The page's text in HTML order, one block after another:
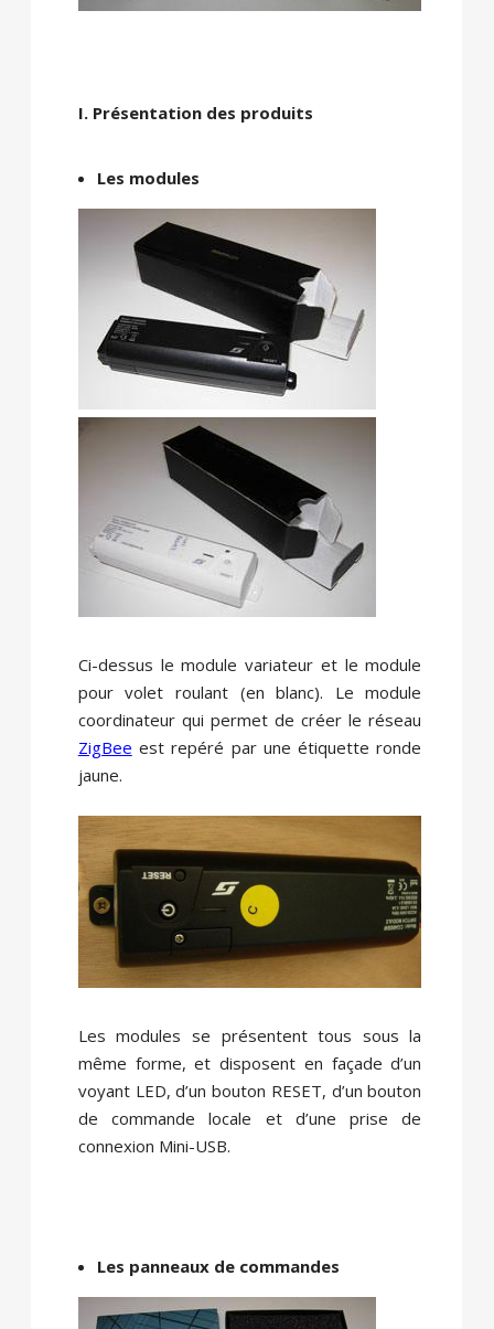
I. Présentation des produits
Les modules
Ci-dessus le module variateur et le module
pour volet roulant (en blanc). Le module
coordinateur qui permet de créer le réseau
ZigBee est repéré par une étiquette ronde
jaune.
Les modules se présentent tous sous la
même forme, et disposent en façade d’un
voyant LED, d’un bouton RESET, d’un bouton
de commande locale et d’une prise de
connexion Mini-USB.
Les panneaux de commandes